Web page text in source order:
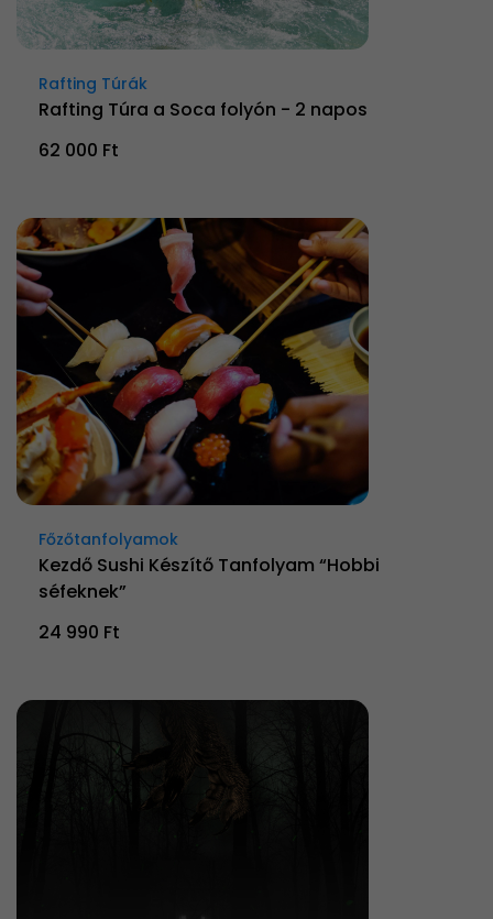
Rafting Túrák
Rafting Túra a Soca folyón - 2 napos
62 000 Ft
Főzőtanfolyamok
Kezdő Sushi Készítő Tanfolyam “Hobbi
séfeknek”
24 990 Ft